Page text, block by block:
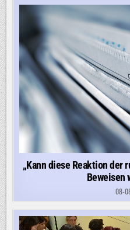
„Kann diese Reaktion der
Beweisen
08-